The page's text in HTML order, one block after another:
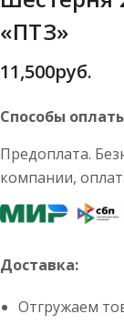
«ПТЗ»
11,500руб.
Способы
Предоплата.
компании,
Доставка:
Отгружаем